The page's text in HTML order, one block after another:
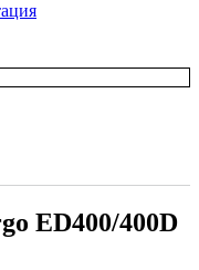
ED400/400D